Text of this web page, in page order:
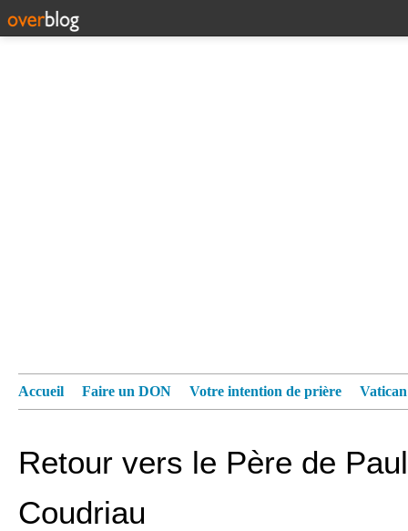
Accueil Faire un DON Votre intention de prière
Retour vers le Père de
Coudriau